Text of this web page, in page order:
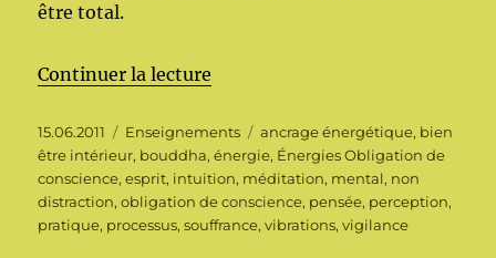
être total.
Continuer la lecture
Publié
le
15.06.2011 Catégories
Enseignements Étiquettes
ancrage énergétique, bien
être intérieur, bouddha,énergie, Énergies Obligation de
conscience,esprit, intuition, méditation, mental, non
distraction,obligation de conscience, pensée, perception,
pratique, processus,souffrance,vibrations,vigilance